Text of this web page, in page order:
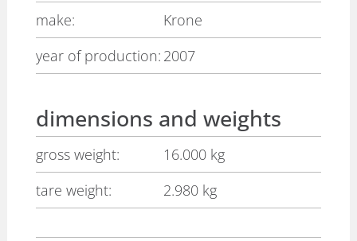
make:
Krone
year of production: 2007
dimensions and weights
gross weight:
16.000 kg
tare weight:
2.980 kg